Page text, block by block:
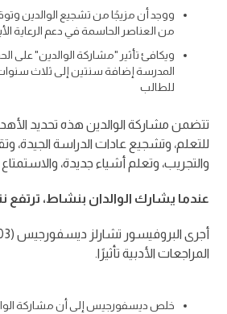
ووجد أن مزيجًا من تشجيع الوالدين
من العناصر الحاسمة في دعم الرعاية
ويكافئ تأثير "مشاركة الوالدين" على
المدرسة إضافة سنتين إلى ثلاث
للطالب
تتضمن مشاركة الوالدين هذه تحديد
للتعلم، وتشجيع عادات الدراسة الجيدة،
والتجريب، وتعلم أشياء جديدة، والاستمتاع
عندما يشارك الوالدان بنشاط، ترتفع
المراجعات الأدبية تأثيرًا.
خلص ديسفورجيس إلى أن مشاركة